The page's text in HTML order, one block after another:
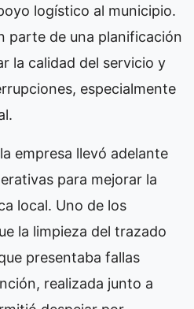
logístico al municipio.
parte de una planificación
la calidad del servicio y
especialmente
empresa llevó adelante
para mejorar la
local. Uno de los
la limpieza del trazado
presentaba fallas
realizada junto a